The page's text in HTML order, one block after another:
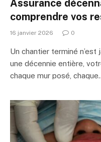
Assurance
comprendre vos
16 janvier 2026 0
Un chantier terminé
une décennie entière,
chaque mur posé,